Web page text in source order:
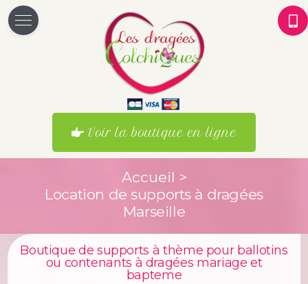
Voir la boutique en ligne
Accueil >
Location de supports à dragées
Marseille
Boutique de supports à thème pour ballotins
ou contenants à dragées mariage et
bapteme